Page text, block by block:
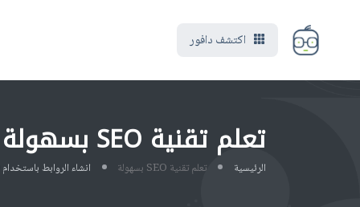
اكتشف دافور
تعلم تقنية SEO بسهولة
الرئيسية تعلم تقنية SEO بسهولة انشاء الروابط باستخدام SEO